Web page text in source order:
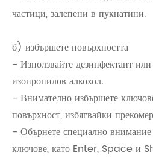
частици, залепени в пукнатини.
б) избършете повърхността
- Използвайте дезинфектант
изопропилов алкохол.
- Внимателно избършете
повърхност, избягвайки
- Обърнете специално внимание
ключове, като Enter, Space и